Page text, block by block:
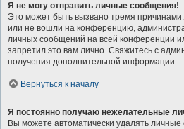
Я не могу отправить личные сообщения!
Это может быть вызвано тремя
или не вошли на конференцию,
личных сообщений на всей конференции
запретил это вам лично. Свяжитесь с
получения дополнительной информации.
Вернуться к началу
Я постоянно получаю нежелательные
Вы можете автоматически удалять